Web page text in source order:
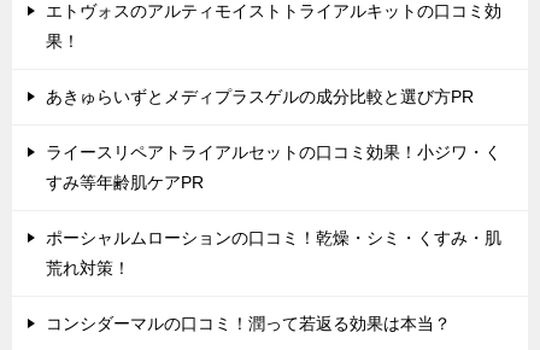
エトヴォスのアルティモイストトライアルキットの口コミ効
果！
あきゅらいずとメディプラスゲルの成分比較と選び方PR
ライースリペアトライアルセットの口コミ効果！小ジワ・く
すみ等年齢肌ケアPR
ポーシャルムローションの口コミ！乾燥・シミ・くすみ・肌
荒れ対策！
コンシダーマルの口コミ！潤って若返る効果は本当？